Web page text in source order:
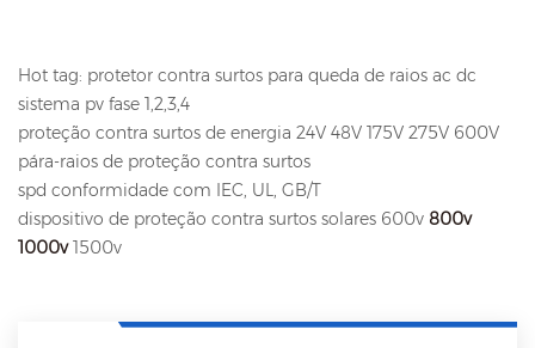
Hot tag: protetor contra surtos para queda de raios ac dc
sistema pv fase 1,2,3,4
proteção contra surtos de energia 24V 48V 175V 275V 600V
pára-raios de proteção contra surtos
spd conformidade com IEC, UL, GB/T
dispositivo de proteção contra surtos solares 600v 800v
1000v1500v